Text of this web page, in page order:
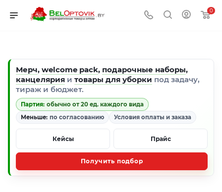
0
Мерч, welcome pack, подарочные наборы,
канцелярия и товары для уборки под задачу,
тираж и бюджет.
Партия: обычно от 20 ед. каждого вида
Меньше: по согласованию Условия оплаты и заказа
Кейсы Прайс
Получить подбор